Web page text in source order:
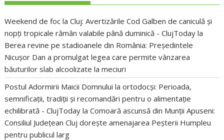
Weekend de foc la Cluj: Avertizările Cod Galben de caniculă și
nopți tropicale rămân valabile până duminică - ClujToday la
Berea revine pe stadioanele din România: Președintele
Nicușor Dan a promulgat legea care permite vânzarea
băuturilor slab alcoolizate la meciuri
Postul Adormirii Maicii Domnului la ortodocși: Perioada,
semnificații, tradiții și recomandări pentru o alimentație
echilibrată - ClujToday laComoară ascunsă din Munții Apuseni:
Consiliul Județean Cluj dorește amenajarea Peșterii Humpleu
pentru publicul larg